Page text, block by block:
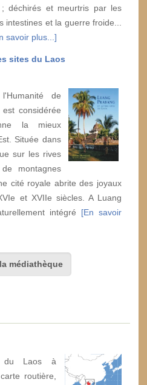
; déchirés et meurtris par les
intestines et la guerre froide...
savoir plus...]
sites du Laos
de
considérée
la mieux
Située dans
sur les rives
montagnes
cité royale abrite des joyaux
et XVIIe siècles. A Luang
intégré [En savoir
médiathèque
du Laos à
routière,